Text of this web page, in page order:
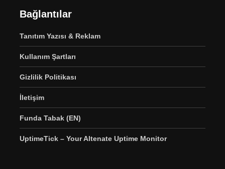
Bağlantılar
Tanıtım Yazısı & Reklam
Kullanım Şartları
Gizlilik Politikası
İletişim
Funda Tabak (EN)
UptimeTick – Your Altenate Uptime Monitor